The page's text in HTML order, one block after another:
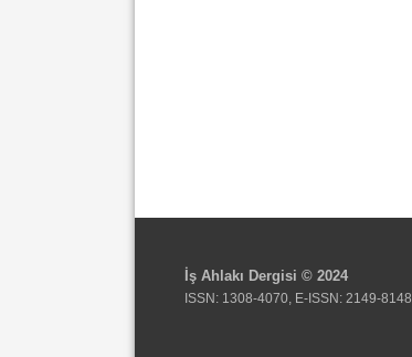
İş Ahlakı Dergisi © 2024
ISSN: 1308-4070, E-ISSN: 2149-8148